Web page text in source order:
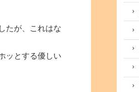
たが、これはな
ッとする優しい